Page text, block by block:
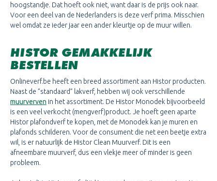
hoogstandje. Dat hoeft ook niet, want daar is de prijs ook naar.
Voor een deel van de Nederlanders is deze verf prima. Misschien
wel omdat ze ieder jaar een ander kleurtje op de muur willen.
HISTOR GEMAKKELIJK
BESTELLEN
Onlineverf.be heeft een breed assortiment aan Histor producten.
Naast de ”standaard” lakverf, hebben wij ook verschillende
muurverven in het assortiment. De Histor Monodek bijvoorbeeld
is een veel verkocht (mengverf)product. Je hoeft geen aparte
Histor plafondverf te kopen, met de Monodek kan je muren en
plafonds schilderen. Voor de consument die net een beetje extra
wil, is er natuurlijk de Histor Clean Muurverf. Dit is een
afneembare muurverf, dus een vlekje meer of minder is geen
probleem.